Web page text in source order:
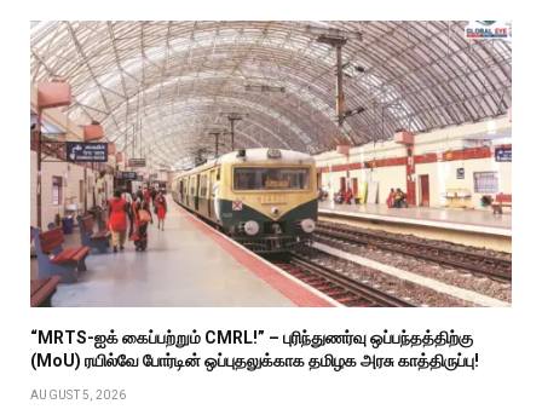
“MRTS-ஐக் கைப்பற்றும் CMRL!” – புரிந்துணர்வு ஒப்பந்தத்திற்கு
(MoU) ரயில்வே போர்டின் ஒப்புதலுக்காக தமிழக அரசு காத்திருப்பு!
AUGUST 5, 2026